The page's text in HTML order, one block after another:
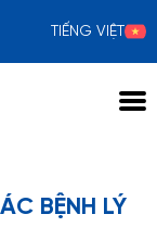
TIẾNG VIỆT
BỆNH LÝ